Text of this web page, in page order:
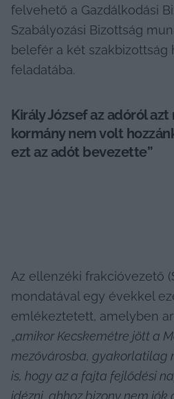
felvehető a Gazdálkodási
Szabályozási Bizottság
belefér a két szakbizottság
feladatába.
Király József az adóról azt
kormány nem volt
ezt az adót bevezette”
Az ellenzéki frakcióvezető
mondatával egy évekkel
emlékeztetett, amelyben
„amikor Kecskemétre jött a
mezővárosba, gyakorlatilag
is, hogy az a fajta fejlődési
idézni, ahhoz bizony nem jók